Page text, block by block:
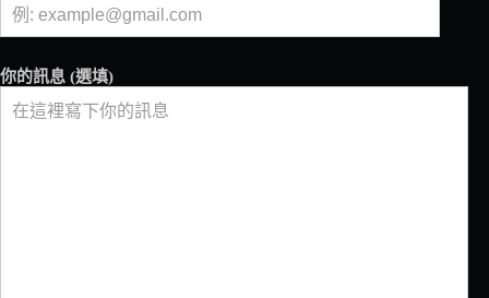
你的訊息 (選填)